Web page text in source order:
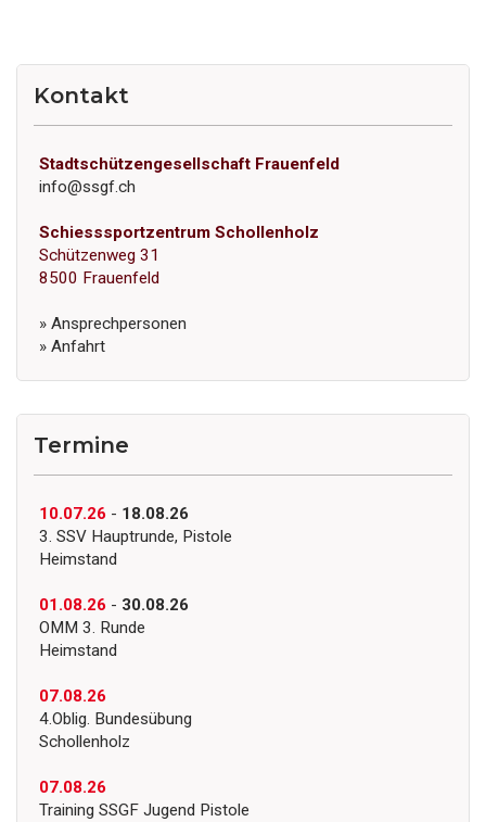
Kontakt
Stadtschützengesellschaft Frauenfeld
info@ssgf.ch
Schiesssportzentrum Schollenholz
Schützenweg 31
8500 Frauenfeld
» Ansprechpersonen
» Anfahrt
Termine
10.07.26 - 18.08.26
3. SSV Hauptrunde, Pistole
Heimstand
01.08.26 - 30.08.26
OMM 3. Runde
Heimstand
07.08.26
4.Oblig. Bundesübung
Schollenholz
07.08.26
Training SSGF Jugend Pistole